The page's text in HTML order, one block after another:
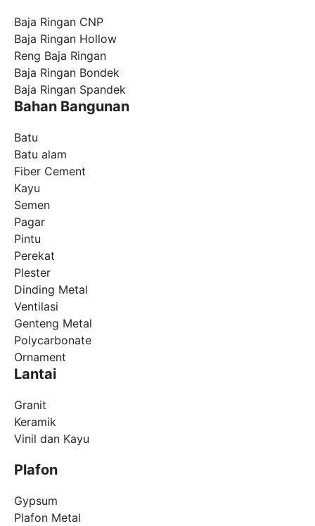
Baja Ringan CNP
Baja Ringan Hollow
Reng Baja Ringan
Baja Ringan Bondek
Baja Ringan Spandek
Bahan Bangunan
Batu
Batu alam
Fiber Cement
Kayu
Semen
Pagar
Pintu
Perekat
Plester
Dinding Metal
Ventilasi
Genteng Metal
Polycarbonate
Ornament
Lantai
Granit
Keramik
Vinil dan Kayu
Plafon
Gypsum
Plafon Metal